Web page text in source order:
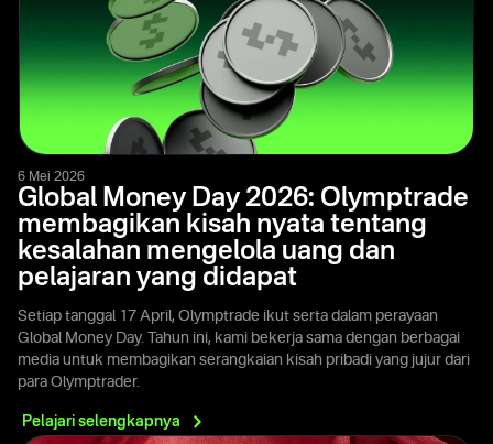
6 Mei 2026
Global Money Day 2026: Olymptrade
membagikan kisah nyata tentang
kesalahan mengelola uang dan
pelajaran yang didapat
Setiap tanggal 17 April, Olymptrade ikut serta dalam perayaan
Global Money Day. Tahun ini, kami bekerja sama dengan berbagai
media untuk membagikan serangkaian kisah pribadi yang jujur dari
para Olymptrader.
Pelajari selengkapnya